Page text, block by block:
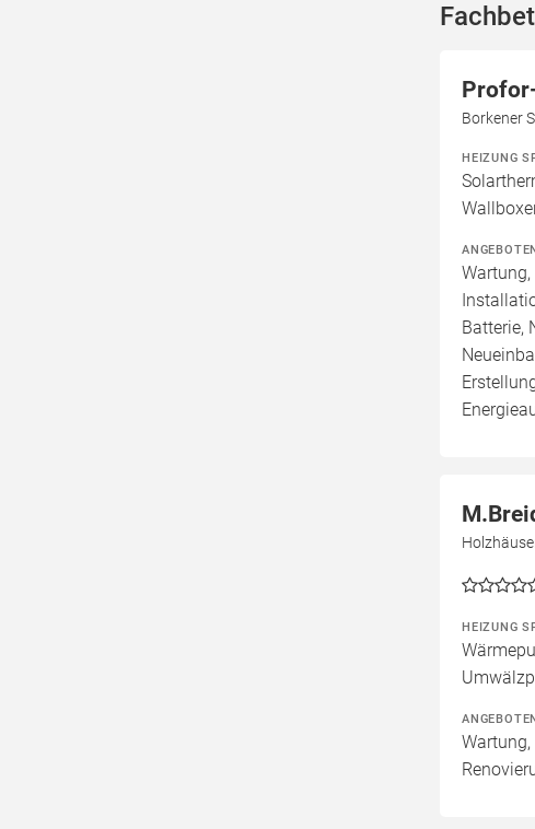
Borkener
HEIZUNG
Batterie,
HEIZUNG